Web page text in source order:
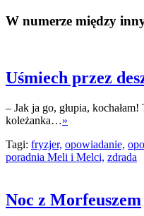
W numerze między
Uśmiech przez
– Jak ja go, głupia,
koleżanka…»
Tagi: fryzjer, opowiadanie,
poradnia Meli i Melci, zdrada
Noc z Morfeuszem